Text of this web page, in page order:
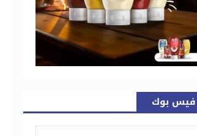
فيس بوك